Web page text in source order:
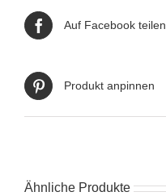
Auf Facebook teilen
Produkt anpinnen
Ähnliche Produkte